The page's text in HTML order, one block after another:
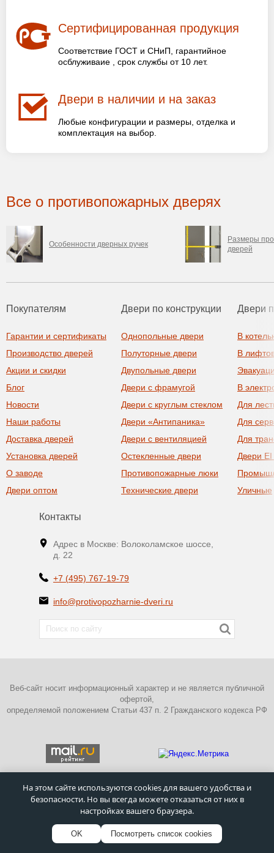
Сертифицированная продукция
Соответствие ГОСТ и СНиП, гарантийное
осблуживаие , срок службы от 10 лет.
Двери в наличии и на заказ
Любые конфигурации и размеры, отделка и
комплектация на выбор.
Все о противопожарных дверях
Особенности дверных ручек
Размеры
дверей
Покупателям
Гарантии и сертификаты
Производство дверей
Акции и скидки
Блог
Новости
Наши работы
Доставка дверей
Установка дверей
О заводе
Двери оптом
Двери по конструкции
Однопольные двери
Полуторные двери
Двупольные двери
Двери с фрамугой
Двери с круглым стеклом
Двери «Антипаника»
Двери с вентиляцией
Остекленные двери
Противопожарные люки
Технические двери
Двери
В
В
В
Для
Для
Для
Двери
Уличные
Контакты
Адрес в Москве: Волоколамское шоссе,
д. 22
+7 (495) 767-19-79
info@protivopozharnie-dveri.ru
Веб-сайт носит информационный характер и не является публичной
офертой,
определяемой положением Статьи 437 п. 2 Гражданского кодекса РФ
ПОЛИТИКА КОНФИДЕНЦИАЛЬНОСТИ
Московский завод металлических дверей–Противопожарные
двери1995 - 2026г.
На этом сайте используются cookies для вашего удобства и
безопасности. Но вы всегда можете отказаться от них в
настройках вашего браузера.
OK Посмотреть список cookies